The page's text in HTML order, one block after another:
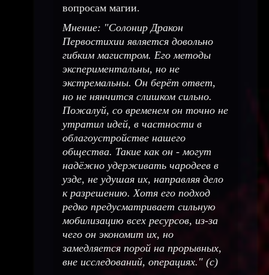
вопросам магии.
Мнение: "Солонир Дракон
Первостихии является довольно
гибким магистром. Его методы
экспериментальны, но не
экстремальны. Он берёт ответ,
но не нянчится слишком сильно.
Пожалуй, со временем он точно не
утратил идей, в частности в
облагоустройстве нашего
общества. Такие как он - могут
надёжно удерживать чародеев в
узде, не удушая их, направляя дело
к разрешению. Хотя его подход
редко предусматривает сильную
мобилизацию всех ресурсов, из-за
чего он экономит их, но
замедляется порой на прорывных,
вне исследований, операциях." (с)